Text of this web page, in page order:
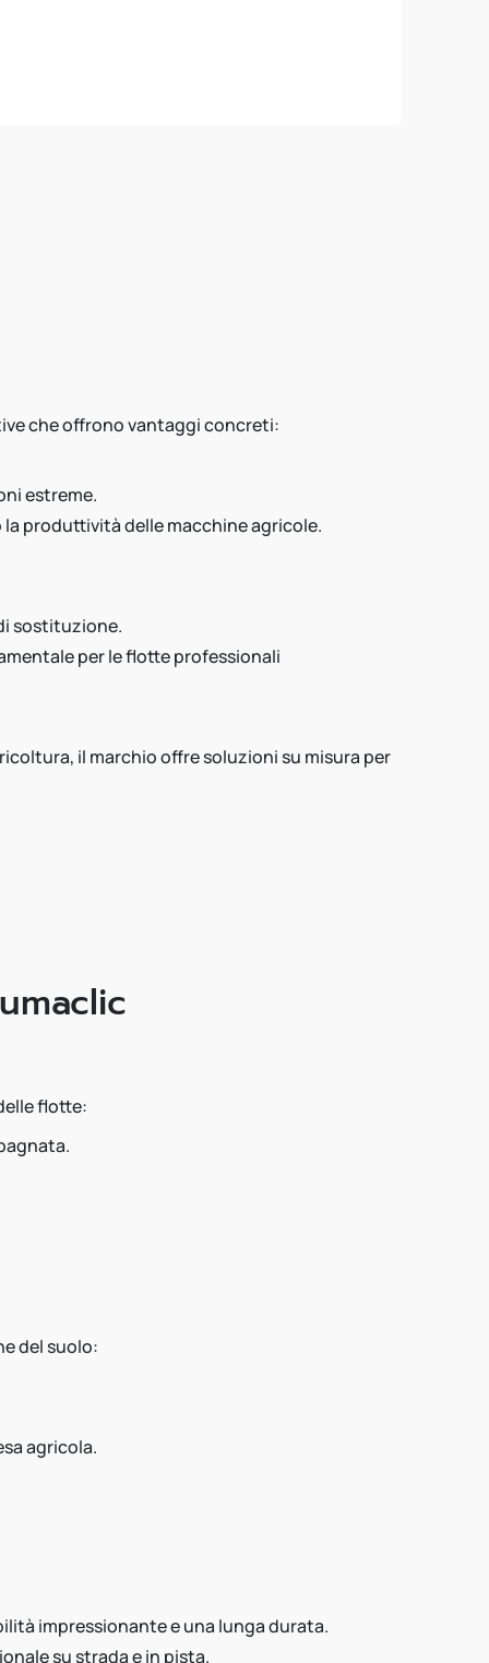
che offrono vantaggi concreti:
estreme.
produttività delle macchine agricole.
sostituzione.
per le flotte professionali
il marchio offre soluzioni su misura per
flotte:
del suolo:
agricola.
impressionante e una lunga durata.
su strada e in pista.